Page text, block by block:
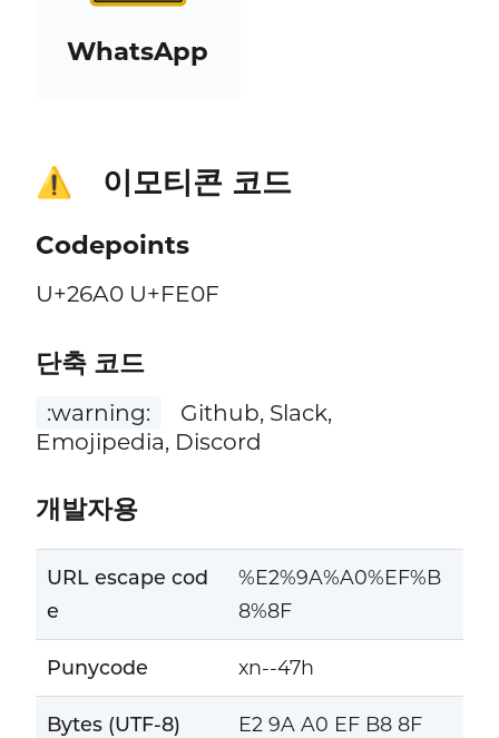
WhatsApp
⚠️ 이모티콘 코드
Codepoints
U+26A0 U+FE0F
단축 코드
:warning:
Github, Slack,
Emojipedia, Discord
개발자용
URL escape cod
e
%E2%9A%A0%EF%B
8%8F
Punycode xn--47h
Bytes (UTF-8) E2 9A A0 EF B8 8F